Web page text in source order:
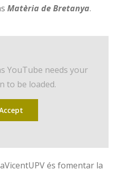
Matèria de Bretanya.
YouTube needs your
to be loaded.
és fomentar la